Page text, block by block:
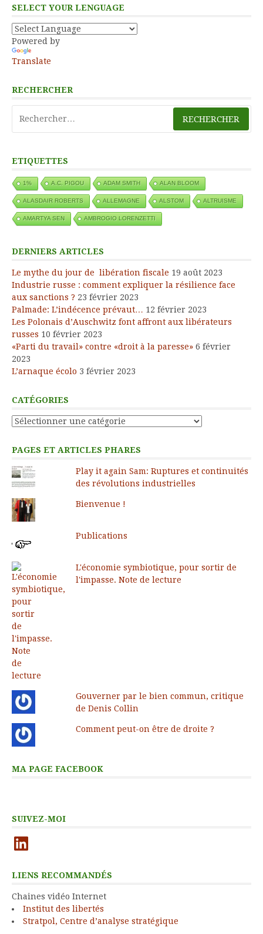
SELECT YOUR LENGUAGE
Powered by
Translate
RECHERCHER
ETIQUETTES
1% A.C. PIGOU ADAM SMITH ALAN BLOOM
ALASDAIR ROBERTS ALLEMAGNE ALSTOM ALTRUISME
AMARTYA SEN AMBROGIO LORENZETTI
DERNIERS ARTICLES
Le mythe du jour de libération fiscale 19 août 2023
Industrie russe : comment expliquer la résilience face
aux sanctions ? 23 février 2023
Palmade: L’indécence prévaut… 12 février 2023
Les Polonais d’Auschwitz font affront aux libérateurs
russes 10 février 2023
«Parti du travail» contre «droit à la paresse» 6 février
2023
L’arnaque écolo 3 février 2023
CATÉGORIES
Catégories
PAGES ET ARTICLES PHARES
Play it again Sam: Ruptures et continuités
des révolutions industrielles
Bienvenue !
Publications
L'économie symbiotique, pour sortir de
l'impasse. Note de lecture
Gouverner par le bien commun, critique
de Denis Collin
Comment peut-on être de droite ?
MA PAGE FACEBOOK
SUIVEZ-MOI
LinkedIn
LIENS RECOMMANDÉS
Chaines vidéo Internet
Institut des libertés
Stratpol, Centre d’analyse stratégique